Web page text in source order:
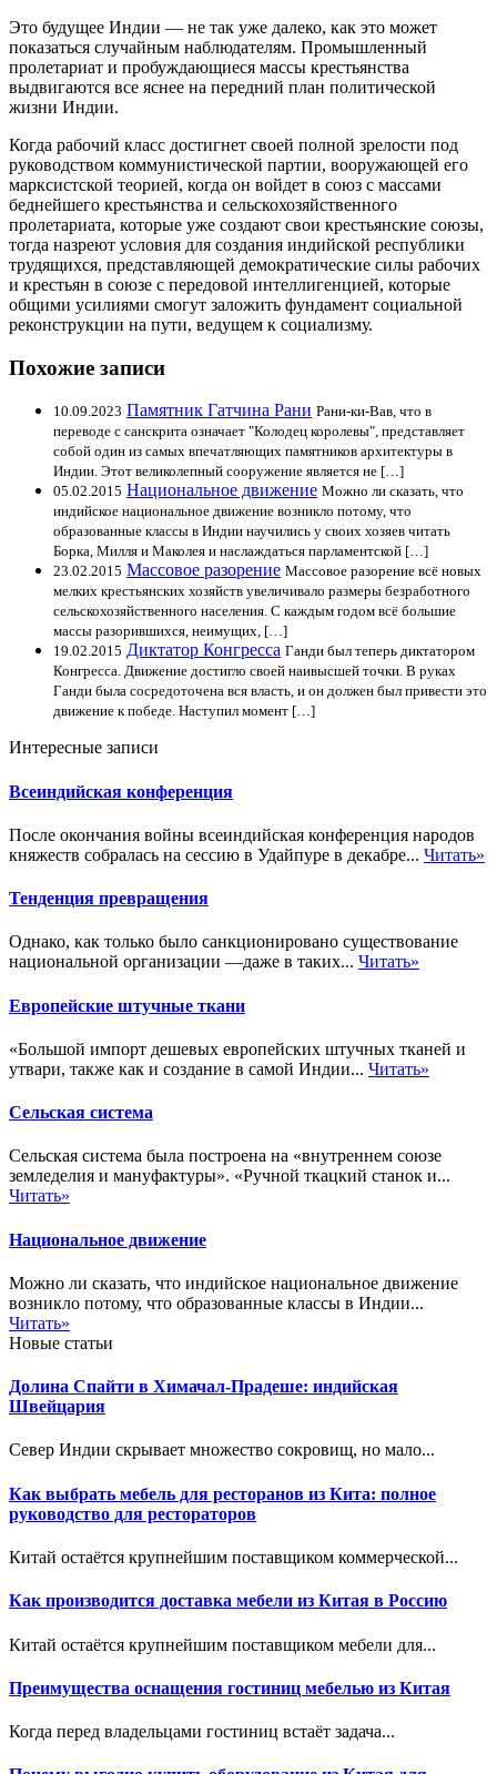
Это будущее Индии — не так уже далеко, как это может
показаться случайным наблюдателям. Промышленный
пролетариат и пробуждающиеся массы крестьянства
выдвигаются все яснее на передний план политической
жизни Индии.
Когда рабочий класс достигнет своей полной зрелости под
руководством коммунистической партии, вооружающей его
марксистской теорией, когда он войдет в союз с массами
беднейшего крестьянства и сельскохозяйственного
пролетариата, которые уже создают свои крестьянские союзы,
тогда назреют условия для создания индийской республики
трудящихся, представляющей демократические силы рабочих
и крестьян в союзе с передовой интеллигенцией, которые
общими усилиями смогут заложить фундамент социальной
реконструкции на пути, ведущем к социализму.
Похожие записи
10.09.2023 Памятник Гатчина Рани Рани-ки-Вав, что в
переводе с санскрита означает "Колодец королевы", представляет
собой один из самых впечатляющих памятников архитектуры в
Индии. Этот великолепный сооружение является не […]
05.02.2015 Национальное движение Можно ли сказать, что
индийское национальное движение возникло потому, что
образованные классы в Индии научились у своих хозяев читать
Борка, Милля и Маколея и наслаждаться парламентской […]
23.02.2015 Массовое разорение Массовое разорение всё новых
мелких крестьянских хозяйств увеличивало размеры безработного
сельскохозяйственного населения. С каждым годом всё большие
массы разорившихся, неимущих, […]
19.02.2015 Диктатор Конгресса Ганди был теперь диктатором
Конгресса. Движение достигло своей наивысшей точки. В руках
Ганди была сосредоточена вся власть, и он должен был привести это
движение к победе. Наступил момент […]
Интересные записи
Всеиндийская конференция
После окончания войны всеиндийская конференция народов
княжеств собралась на сессию в Удайпуре в декабре... Читать»
Тенденция превращения
Однако, как только было санкционировано существование
национальной организации —даже в таких... Читать»
Европейские штучные ткани
«Большой импорт дешевых европейских штучных тканей и
утвари, также как и создание в самой Индии... Читать»
Сельская система
Сельская система была построена на «внутреннем союзе
земледелия и мануфактуры». «Ручной ткацкий станок и...
Читать»
Национальное движение
Можно ли сказать, что индийское национальное движение
возникло потому, что образованные классы в Индии...
Читать»
Новые статьи
Долина Спайти в Химачал-Прадеше: индийская
Швейцария
Север Индии скрывает множество сокровищ, но мало...
Как выбрать мебель для ресторанов из Кита: полное
руководство для рестораторов
Китай остаётся крупнейшим поставщиком коммерческой...
Как производится доставка мебели из Китая в Россию
Китай остаётся крупнейшим поставщиком мебели для...
Преимущества оснащения гостиниц мебелью из Китая
Когда перед владельцами гостиниц встаёт задача...